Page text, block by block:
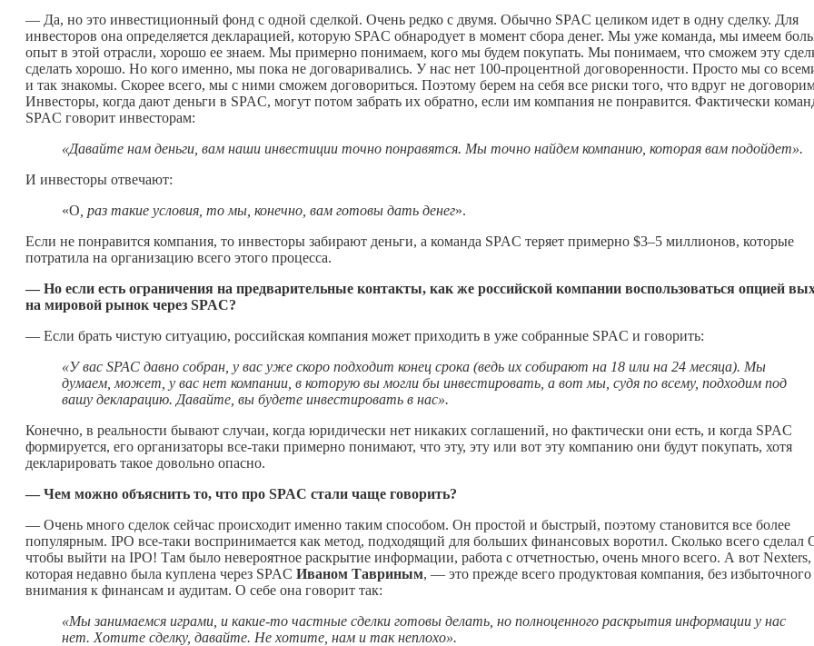
— Да, но это инвестиционный фонд с одной сделкой. Очень редко с двумя. Обычно SPAC целиком идет в одну сделку. Для
инвесторов она определяется декларацией, которую SPAC обнародует в момент сбора денег. Мы уже команда, мы имеем
опыт в этой отрасли, хорошо ее знаем. Мы примерно понимаем, кого мы будем покупать. Мы понимаем, что сможем эту
сделать хорошо. Но кого именно, мы пока не договаривались. У нас нет 100-процентной договоренности. Просто мы со
и так знакомы. Скорее всего, мы с ними сможем договориться. Поэтому берем на себя все риски того, что вдруг не
Инвесторы, когда дают деньги в SPAC, могут потом забрать их обратно, если им компания не понравится. Фактически
SPAC говорит инвесторам:
«Давайте нам деньги, вам наши инвестиции точно понравятся. Мы точно найдем компанию, которая вам подойдет».
И инвесторы отвечают:
«О , раз такие условия, то мы, конечно, вам готовы дать денег».
Если не понравится компания, то инвесторы забирают деньги, а команда SPAC теряет примерно $3–5 миллионов, которые
потратила на организацию всего этого процесса.
— Но если есть ограничения на предварительные контакты, как же российской компании воспользоваться опцией
на мировой рынок через SPAC?
— Если брать чистую ситуацию, российская компания может приходить в уже собранные SPAC и говорить:
«У вас SPAC давно собран, у вас уже скоро подходит конец срока (ведь их собирают на 18 или на 24 месяца). Мы
думаем, может, у вас нет компании, в которую вы могли бы инвестировать, а вот мы, судя по всему, подходим под
вашу декларацию. Давайте, вы будете инвестировать в нас».
Конечно, в реальности бывают случаи, когда юридически нет никаких соглашений, но фактически они есть, и когда SPAC
формируется, его организаторы все-таки примерно понимают, что эту, эту или вот эту компанию они будут покупать, хотя
декларировать такое довольно опасно.
— Чем можно объяснить то, что про SPAC стали чаще говорить?
— Очень много сделок сейчас происходит именно таким способом. Он простой и быстрый, поэтому становится все более
популярным. IPO все-таки воспринимается как метод, подходящий для больших финансовых воротил. Сколько всего сделал
чтобы выйти на IPO! Там было невероятное раскрытие информации, работа с отчетностью, очень много всего. А вот Nexters,
которая недавно была куплена через SPAC Иваном Тавриным, — это прежде всего продуктовая компания, без избыточного
внимания к финансам и аудитам. О себе она говорит так:
«Мы занимаемся играми, и какие-то частные сделки готовы делать, но полноценного раскрытия информации у нас
нет. Хотите сделку, давайте. Не хотите, нам и так неплохо».